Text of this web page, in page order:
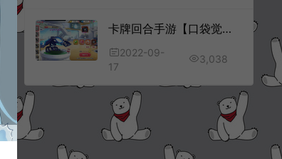
卡牌回合手游【口袋觉醒v14更始原鱼版】9月最新整理Ubuntu手工服务端+运营后台+GM授权物品后台+安卓苹果双端+详细搭建教程
2022-09-
17
3,038